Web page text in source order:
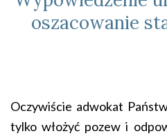
oszacowanie
Oczywiście adwokat
tylko włożyć pozew i